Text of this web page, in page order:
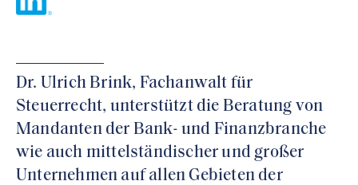
Dr. Ulrich Brink, Fachanwalt für
Steuerrecht, unterstützt die Beratung von
Mandanten der Bank- und Finanzbranche
wie auch mittelständischer und großer
Unternehmen auf allen Gebieten der